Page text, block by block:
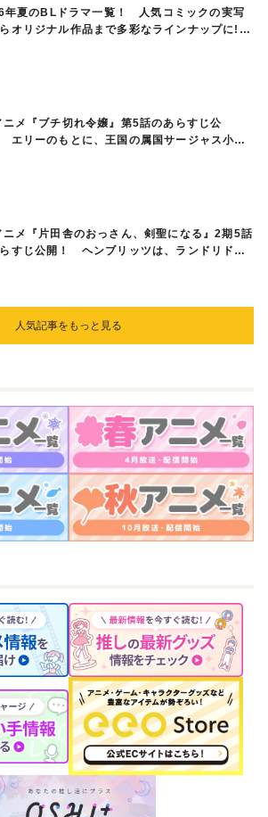
年夏のBLドラマ一覧！ 人気コミックの実写
オリジナル作品まで多彩なラインナップに!!
ニメ『ブチ切れ令嬢』第5話のあらすじ公
エリーのもとに、王国の属国サージャス小王
ニメ『片田舎のおっさん、剣聖になる』2期5話
すじ公開！ ヘンブリッツは、ランドリドに
人気記事をもっと見る